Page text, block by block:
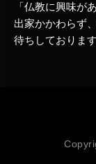
「仏教に興味が
出家かかわらず、
待ちしております